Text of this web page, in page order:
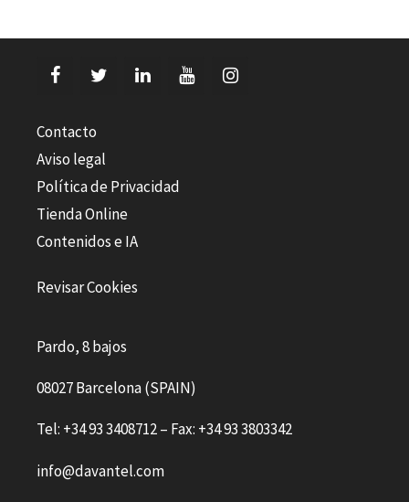
Contacto
Aviso legal
Política de Privacidad
Tienda Online
Contenidos e IA
Revisar Cookies
Pardo, 8 bajos
08027 Barcelona (SPAIN)
Tel: +34 93 3408712 – Fax: +34 93 3803342
info@davantel.com